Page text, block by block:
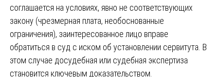
соглашается на условиях, явно не соответствующих
закону (чрезмерная плата, необоснованные
ограничения), заинтересованное лицо вправе
обратиться в суд с иском об установлении сервитута. В
этом случае досудебная или судебная экспертиза
становится ключевым доказательством.